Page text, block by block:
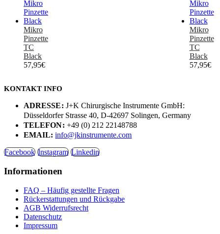
Mikro
Pinzette
TC
Black
57,95€
Mikro
Pinzette
TC
Black
57,95€
KONTAKT INFO
ADRESSE: J+K Chirurgische Instrumente GmbH:
Düsseldorfer Strasse 40, D-42697 Solingen, Germany
TELEFON: +49 (0) 212 22148788
EMAIL: info@jkinstrumente.com
Facebook Instagram Linkedin
Informationen
FAQ – Häufig gestellte Fragen
Rückerstattungen und Rückgabe
AGB Widerrufsrecht
Datenschutz
Impressum